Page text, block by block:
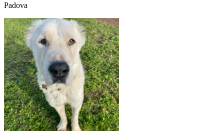
Padova